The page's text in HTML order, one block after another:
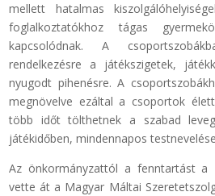
mellett hatalmas
foglalkoztatókhoz tágas
kapcsolódnak. A
rendelkezésre a játékszigetek,
nyugodt pihenésre. A
megnövelve ezáltal a csoportok
több időt tölthetnek a szabad
játékidőben, mindennapos
Az önkormányzattól a fenntartást a
vette át a Magyar Máltai